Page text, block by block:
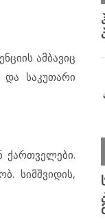
ამბავიც
საკუთარი
ქართველები.
სიმშვიდის,